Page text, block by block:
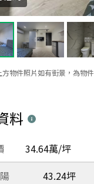
方物件照片如有街景，為物
料
34.64萬/坪
43.24坪